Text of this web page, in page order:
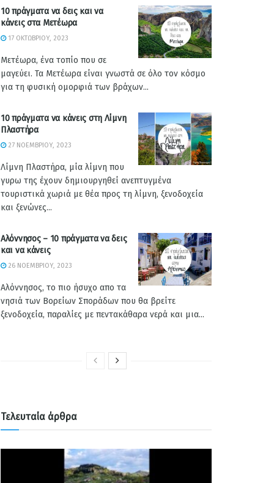
10 πράγματα να δεις και να
κάνεις στα Μετέωρα
17 ΟΚΤΩΒΡΊΟΥ, 2023
Μετέωρα, ένα τοπίο που σε
μαγεύει. Τα Μετέωρα είναι γνωστά σε όλο τον κόσμο
για τη φυσική ομορφιά των βράχων...
10 πράγματα να κάνεις στη Λίμνη
Πλαστήρα
27 ΝΟΕΜΒΡΊΟΥ, 2023
Λίμνη Πλαστήρα, μία λίμνη που
γυρω της έχουν δημιουργηθεί ανεπτυγμένα
τουριστικά χωριά με θέα προς τη λίμνη, ξενοδοχεία
και ξενώνες...
Αλόννησος – 10 πράγματα να δεις
και να κάνεις
26 ΝΟΕΜΒΡΊΟΥ, 2023
Αλόννησος, το πιο ήσυχο απο τα
νησιά των Βορείων Σποράδων που θα βρείτε
ξενοδοχεία, παραλίες με πεντακάθαρα νερά και μια...
Τελευταία άρθρα